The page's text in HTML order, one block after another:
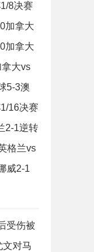
一舞
8决赛
加拿大
加拿大
两助大vs
5-3澳
罚全中
16决赛
2-1逆转
格兰vs
威2-1
波
受伤被
对马